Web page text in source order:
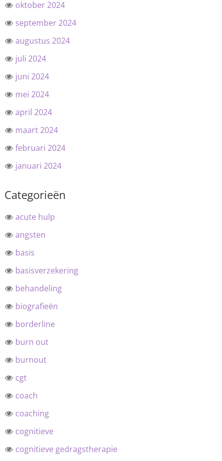
oktober 2024
september 2024
augustus 2024
juli 2024
juni 2024
mei 2024
april 2024
maart 2024
februari 2024
januari 2024
Categorieën
acute hulp
angsten
basis
basisverzekering
behandeling
biografieën
borderline
burn out
burnout
cgt
coach
coaching
cognitieve
cognitieve gedragstherapie